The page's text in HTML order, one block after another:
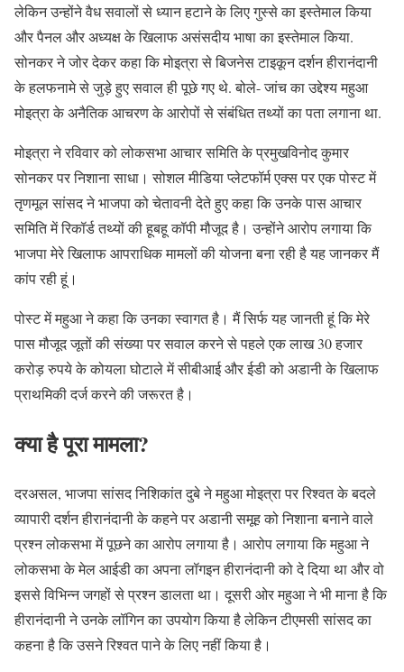
लेकिन उन्होंने वैध सवालों से ध्यान हटाने के लिए गुस्से का इस्तेमाल किया
और पैनल और अध्यक्ष के खिलाफ असंसदीय भाषा का इस्तेमाल किया.
सोनकर ने जोर देकर कहा कि मोइत्रा से बिजनेस टाइकून दर्शन हीरानंदानी
के हलफनामे से जुड़े हुए सवाल ही पूछे गए थे. बोले- जांच का उद्देश्य महुआ
मोइत्रा के अनैतिक आचरण के आरोपों से संबंधित तथ्यों का पता लगाना था.
मोइत्रा ने रविवार को लोकसभा आचार समिति के प्रमुखविनोद कुमार
सोनकर पर निशाना साधा। सोशल मीडिया प्लेटफॉर्म एक्स पर एक पोस्ट में
तृणमूल सांसद ने भाजपा को चेतावनी देते हुए कहा कि उनके पास आचार
समिति में रिकॉर्ड तथ्यों की हूबहू कॉपी मौजूद है। उन्होंने आरोप लगाया कि
भाजपा मेरे खिलाफ आपराधिक मामलों की योजना बना रही है यह जानकर मैं
कांप रही हूं।
पोस्ट में महुआ ने कहा कि उनका स्वागत है। मैं सिर्फ यह जानती हूं कि मेरे
पास मौजूद जूतों की संख्या पर सवाल करने से पहले एक लाख 30 हजार
करोड़ रुपये के कोयला घोटाले में सीबीआई और ईडी को अडानी के खिलाफ
प्राथमिकी दर्ज करने की जरूरत है।
क्या है पूरा मामला?
दरअसल, भाजपा सांसद निशिकांत दुबे ने महुआ मोइत्रा पर रिश्वत के बदले
व्यापारी दर्शन हीरानंदानी के कहने पर अडानी समूह को निशाना बनाने वाले
प्रश्न लोकसभा में पूछने का आरोप लगाया है। आरोप लगाया कि महुआ ने
लोकसभा के मेल आईडी का अपना लॉगइन हीरानंदानी को दे दिया था और वो
इससे विभिन्न जगहों से प्रश्न डालता था। दूसरी ओर महुआ ने भी माना है कि
हीरानंदानी ने उनके लॉगिन का उपयोग किया है लेकिन टीएमसी सांसद का
कहना है कि उसने रिश्वत पाने के लिए नहीं किया है।